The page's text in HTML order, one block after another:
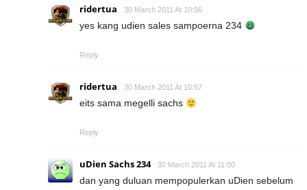
ridertua 30 March 2011 At 10:56
yes kang udien sales sampoerna 234
Reply
ridertua 30 March 2011 At 10:57
eits sama megelli sachs
Reply
uDien Sachs 234 30 March 2011 At 11:00
dan yang duluan mempopulerkan uDien sebelum